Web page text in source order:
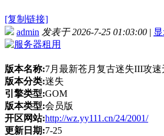
[复制链接]
admin 发表于 2026-7-25 01:03:00 |
版本名称:7月最新苍月复古迷失III攻
版本分类:迷失
引擎类型:GOM
版本类型:会员版
开区网站:http://wz.yy111.cn/24/2001/
更新日期:7-25